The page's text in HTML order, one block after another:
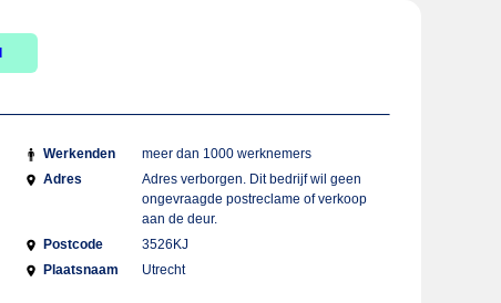
Werkenden
meer dan 1000 werknemers
Adres
Adres verborgen. Dit bedrijf wil geen
ongevraagde postreclame of verkoop
aan de deur.
Postcode
3526KJ
Plaatsnaam
Utrecht